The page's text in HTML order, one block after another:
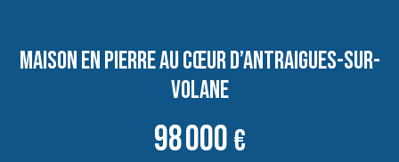
Maison en pierre au cœur d’Antraigues-sur-
Volane
98 000 €